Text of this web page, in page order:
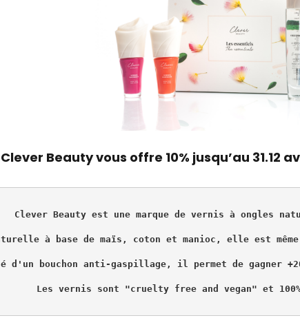
Clever Beauty vous offre 10% jusqu’au 31.12
Clever Beauty est une marque de vernis à ongles
à base de maïs, coton et manioc, elle est
d'un bouchon anti-gaspillage, il permet de gagner
Les vernis sont "cruelty free and vegan" et